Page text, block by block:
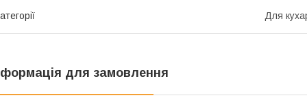
Для
для замовлення